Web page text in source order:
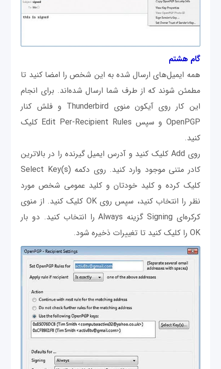
گام هشتم
همه ایمیل‌های ارسال شده به این شخص را امضا کنید تا
مطمئن شوند که از طرف شما ارسال شده‌اند. برای انجام
این کار روی آیکون منوی Thunderbird و فلش کنار
OpenPGP و سپس Edit Per-Recipient Rules کلیک
کنید.
روی Add کلیک کنید و آدرس ایمیل گیرنده را در بالاترین
کادر متنی موجود وارد کنید. روی دکمه Select Key(s)
کلیک کرده و کلید خودتان و کلید عمومی‎ شخص مورد
نظر را انتخاب کنید، سپس روی OK کلیک کنید. از منوی
کرکره‌ای Signing گزینه Always را انتخاب کنید. دو بار
OK را کلیک کنید تا تغییرات ذخیره شود.